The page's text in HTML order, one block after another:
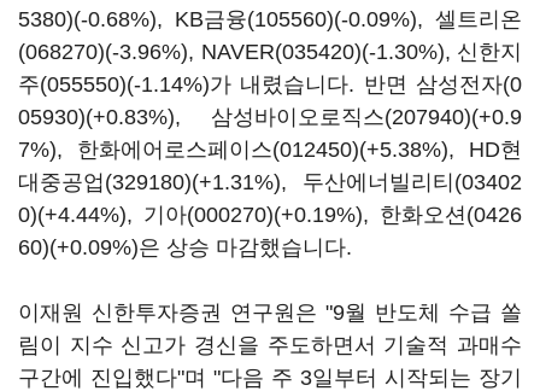
5380)(-0.68%), KB금융(105560)(-0.09%), 셀트리온
(068270)(-3.96%), NAVER(035420)(-1.30%), 신한지
주(055550)(-1.14%)가 내렸습니다. 반면 삼성전자(0
05930)(+0.83%), 삼성바이오로직스(207940)(+0.9
7%), 한화에어로스페이스(012450)(+5.38%), HD현
대중공업(329180)(+1.31%), 두산에너빌리티(03402
0)(+4.44%), 기아(000270)(+0.19%), 한화오션(0426
60)(+0.09%)은 상승 마감했습니다.
이재원 신한투자증권 연구원은 "9월 반도체 수급 쏠
림이 지수 신고가 경신을 주도하면서 기술적 과매수
구간에 진입했다"며 "다음 주 3일부터 시작되는 장기